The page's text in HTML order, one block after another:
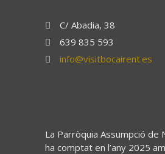
C/ Abadia, 38
639 835 593
info@visitbocairent.es
La Parròquia Assumpció de
ha comptat en l’any 2025